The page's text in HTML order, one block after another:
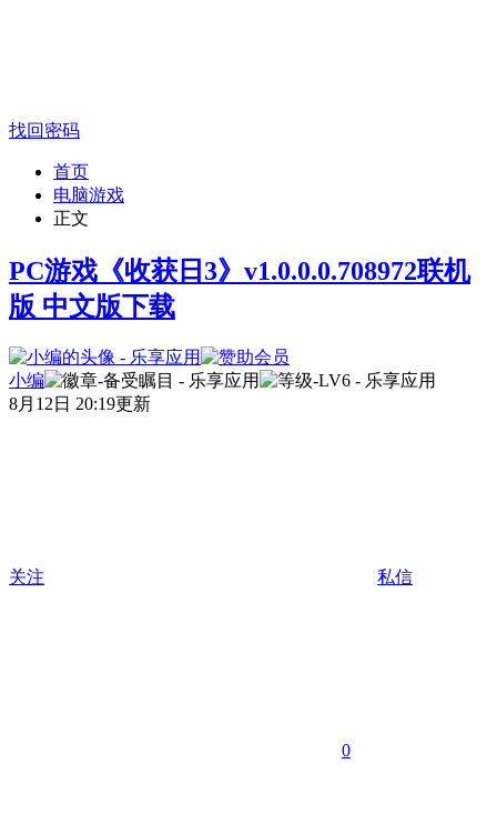
找回密码
首页
电脑游戏
正文
PC游戏《收获日3》v1.0.0.0.708972联机
版 中文版下载
小编
8月12日 20:19更新
关注 私信
0